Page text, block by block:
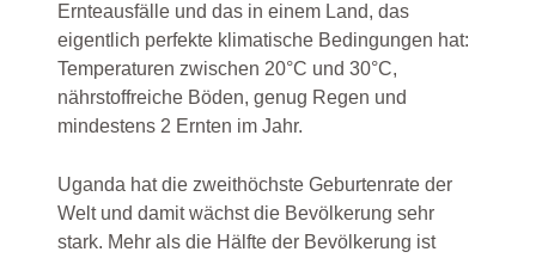
Ernteausfälle und das in einem Land, das
eigentlich perfekte klimatische Bedingungen hat:
Temperaturen zwischen 20°C und 30°C,
nährstoffreiche Böden, genug Regen und
mindestens 2 Ernten im Jahr.
Uganda hat die zweithöchste Geburtenrate der
Welt und damit wächst die Bevölkerung sehr
stark. Mehr als die Hälfte der Bevölkerung ist